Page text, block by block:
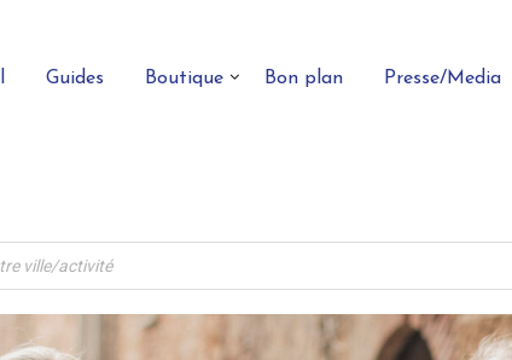
Guides Boutique Bon plan Presse/Media